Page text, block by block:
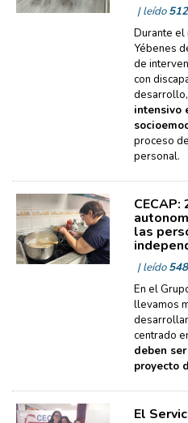
| leído512
Durante el
Yébenes
de
con
intensivo
proceso
personal.
las
| leído548
En el
llevamos
centrado
deben
proyecto
El